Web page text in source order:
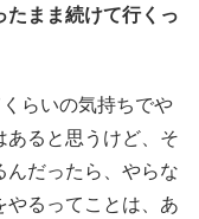
まま続けて行くっ
らいの気持ちでや
あると思うけど、そ
だったら、やらな
るってことは、あ